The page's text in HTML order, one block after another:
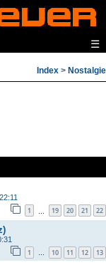
☰
Index > Nostalgie
1 19 20 21 22
1 … 10 11 12 13